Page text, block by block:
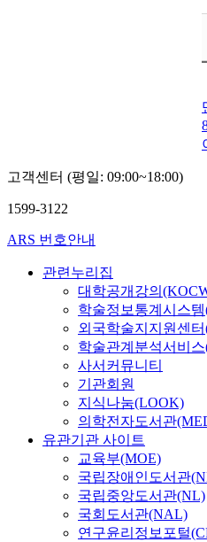
고객센터 (평일: 09:00~18:00)
1599-3122
ARS 번호안내
관련누리집
대학공개강의
학술정보통계시스
외국학술지지원센
학술관계분석서비
사서커뮤니티
기관회원
지식나눔(LOOK)
의학전자도서관
유관기관 사이트
교육부(MOE)
국립장애인도서관
국립중앙도서관(NL)
국회도서관(NAL)
연구윤리정보포털